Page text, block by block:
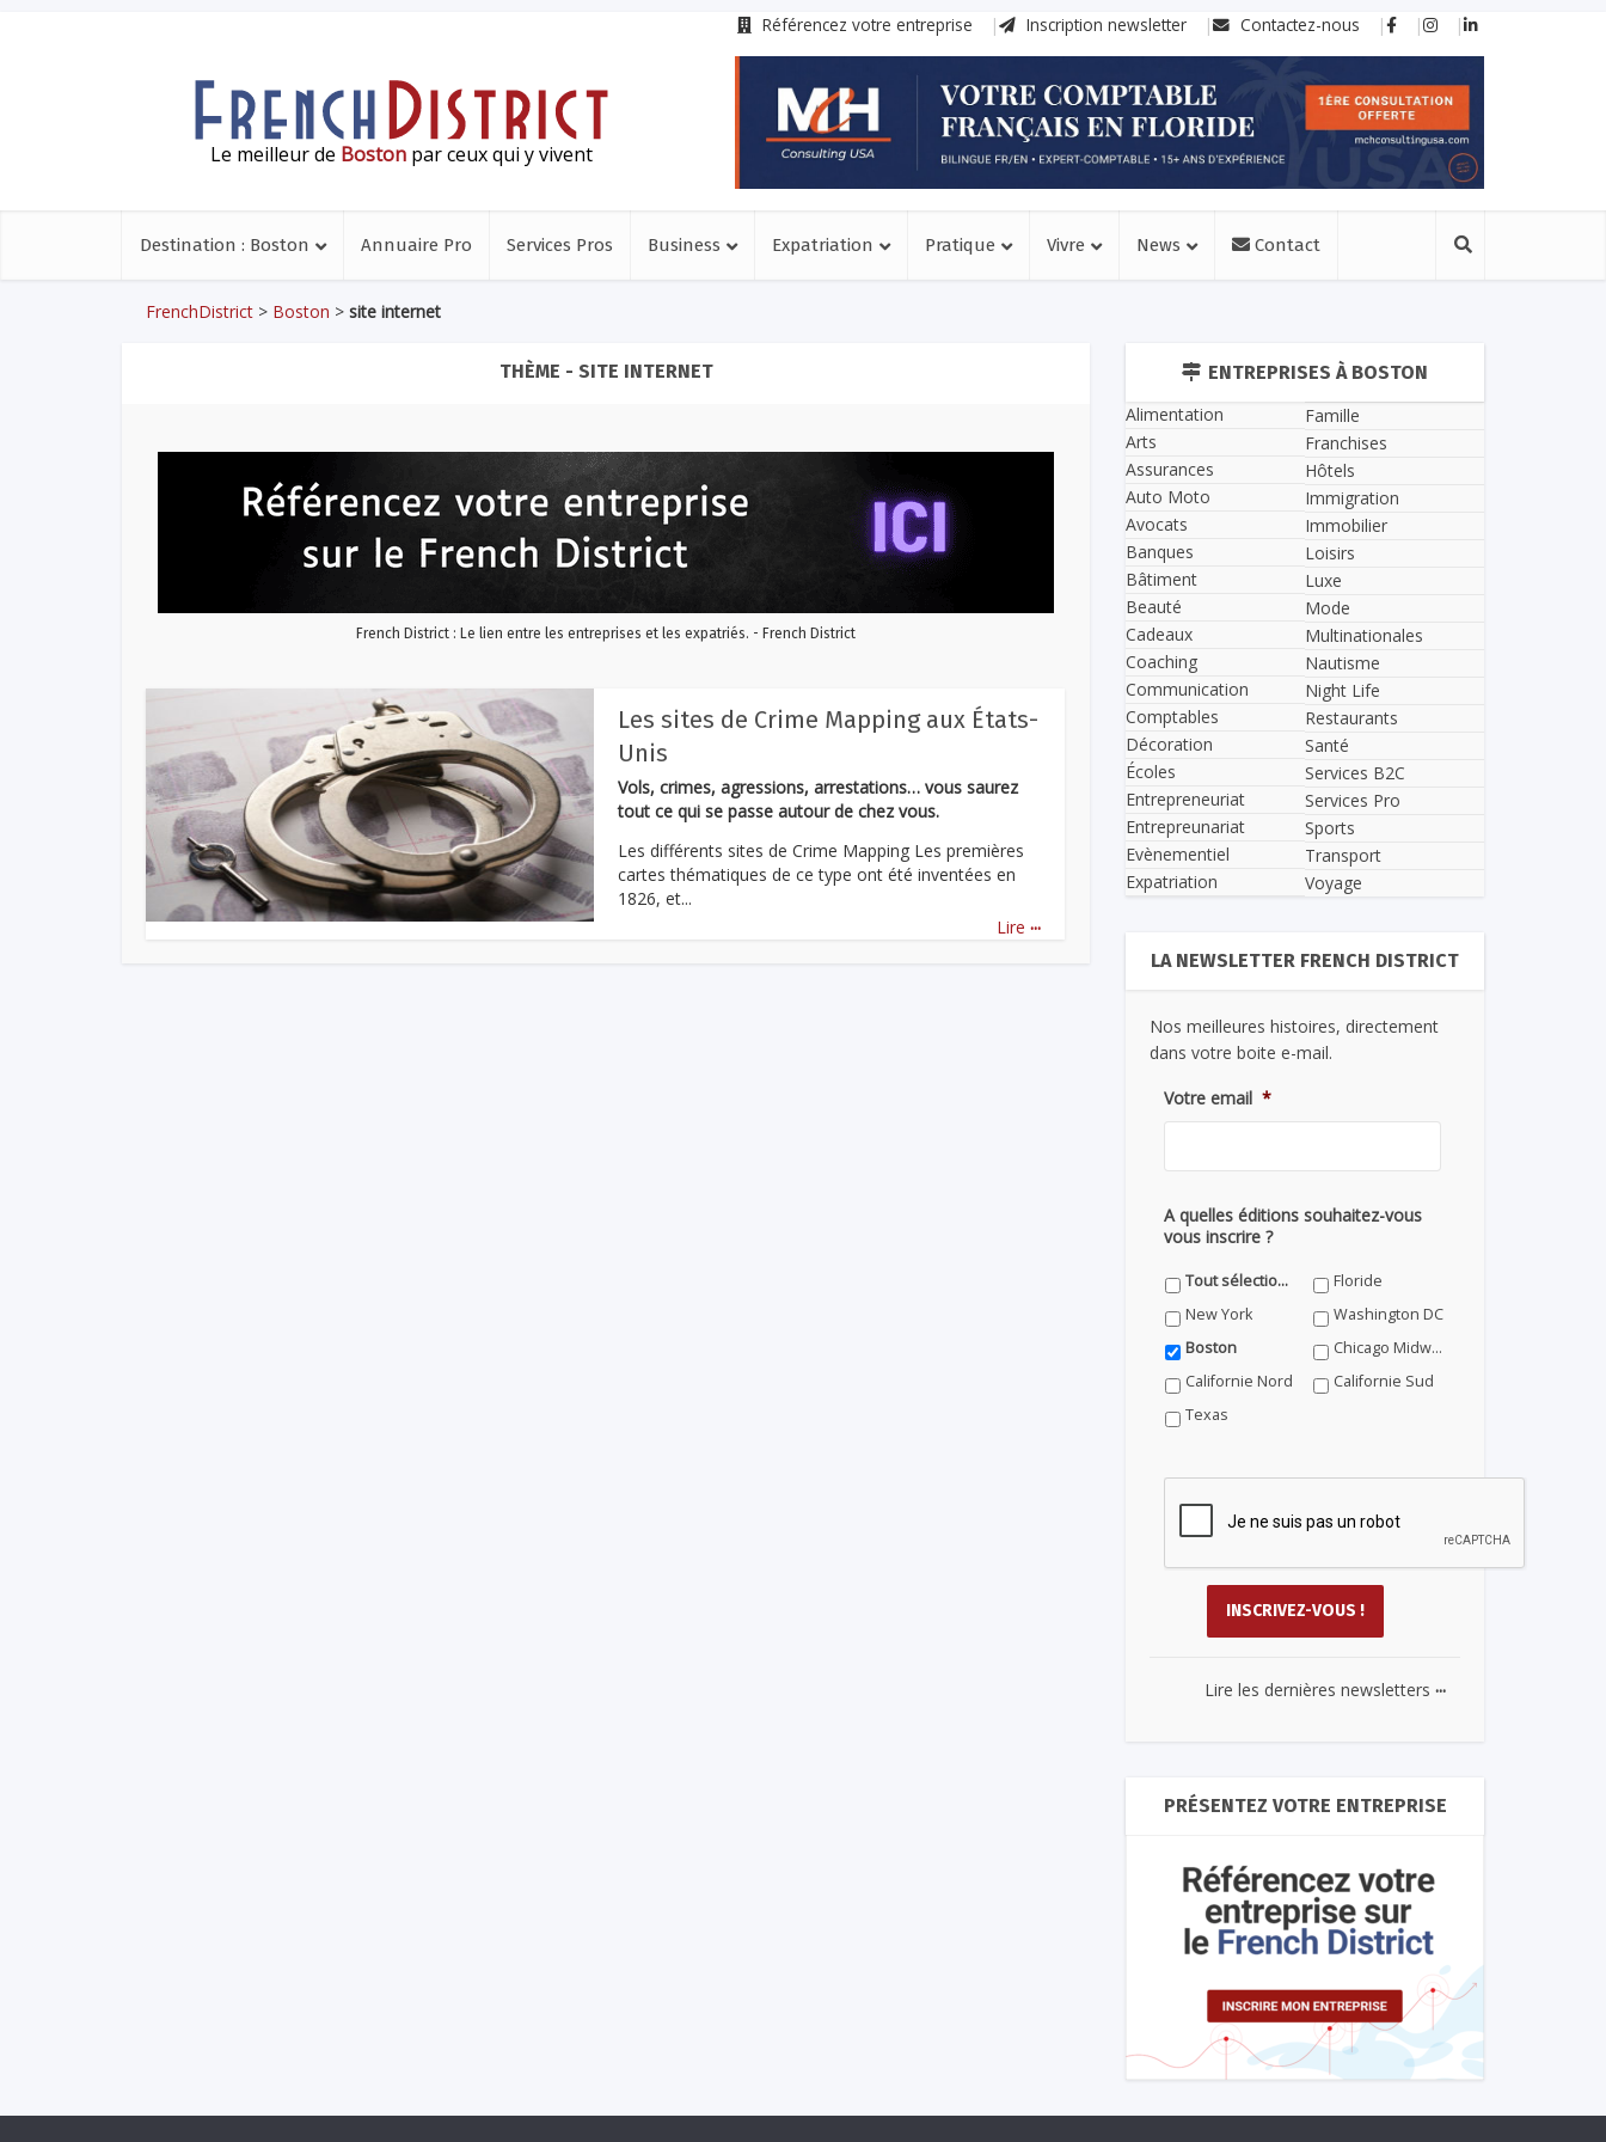
Référencez votre entreprise Inscription newsletter Contactez-nous
Le meilleur de Boston par ceux qui y vivent
Destination : Boston Annuaire Pro Services Pros Business Expatriation Pratique Vivre News Contact
FrenchDistrict > Boston > site internet
THÈME - SITE INTERNET
French District : Le lien entre les entreprises et les expatriés. - French District
Les sites de Crime Mapping aux États-
Unis
Vols, crimes, agressions, arrestations… vous saurez
tout ce qui se passe autour de chez vous.
Les différents sites de Crime Mapping Les premières
cartes thématiques de ce type ont été inventées en
1826, et...
Lire ...
ENTREPRISES À BOSTON
Alimentation
Arts
Assurances
Auto Moto
Avocats
Banques
Bâtiment
Beauté
Cadeaux
Coaching
Communication
Comptables
Décoration
Écoles
Entrepreneuriat
Entrepreunariat
Evènementiel
Expatriation
Famille
Franchises
Hôtels
Immigration
Immobilier
Loisirs
Luxe
Mode
Multinationales
Nautisme
Night Life
Restaurants
Santé
Services B2C
Services Pro
Sports
Transport
Voyage
LA NEWSLETTER FRENCH DISTRICT
Nos meilleures histoires, directement
dans votre boite e-mail.
Votre email *
A quelles éditions souhaitez-vous
vous inscrire ?
Tout sélectionner
Floride
New York
Washington DC
Boston
Chicago Midwest
Californie Nord
Californie Sud
Texas
Lire les dernières newsletters ...
PRÉSENTEZ VOTRE ENTREPRISE